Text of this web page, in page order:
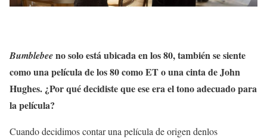
Bumblebeeno solo está ubicada en los 80, también se siente
como una película de los 80 como ET o una cinta de John
Hughes. ¿Por qué decidiste que ese era el tono adecuado para
la película?
Cuando decidimos contar una película de origen denlos